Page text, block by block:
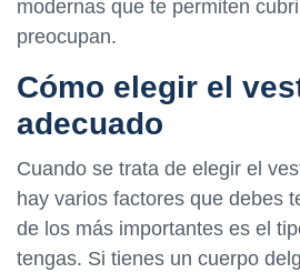
modernas que te permiten
preocupan.
Cómo elegir el
adecuado
Cuando se trata de elegir el
hay varios factores que debes
de los más importantes es el
tengas. Si tienes un cuerpo